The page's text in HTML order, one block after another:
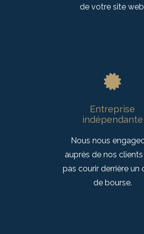
de votre site
Entreprise
indépendante
Nous nous
auprès de nos clients
pas courir derrière un
de bourse.